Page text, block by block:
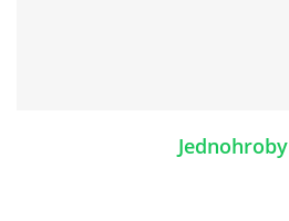
Jednohroby